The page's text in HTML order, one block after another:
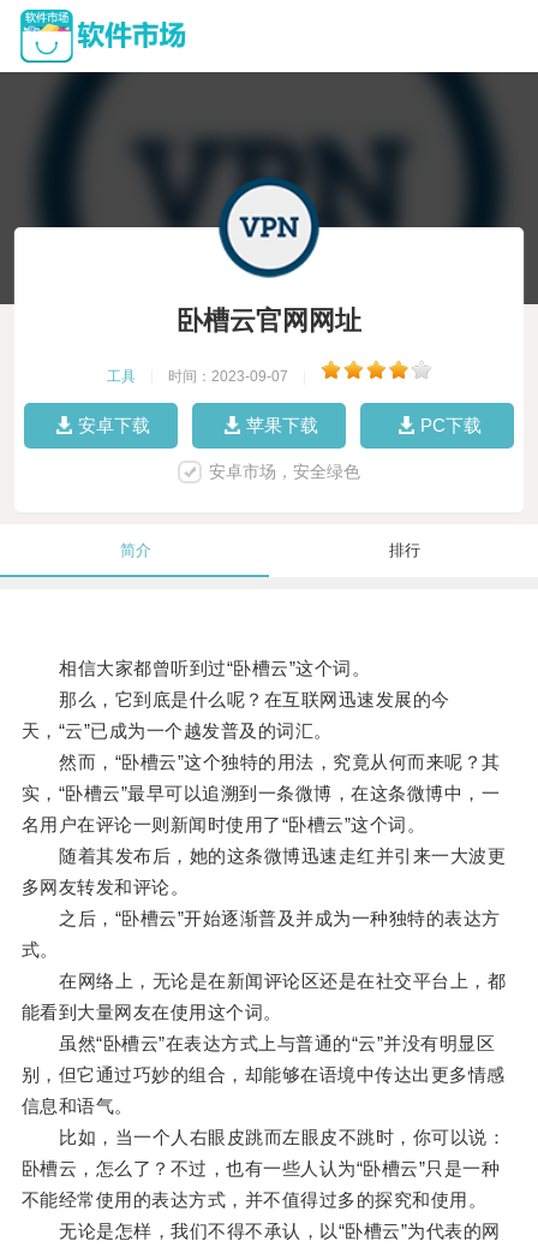
卧槽云官网网址
工具 时间：2023-09-07
安卓下载 苹果下载 PC下载
安卓市场，安全绿色
简介 排行
相信大家都曾听到过“卧槽云”这个词。
那么，它到底是什么呢？在互联网迅速发展的今
天，“云”已成为一个越发普及的词汇。
然而，“卧槽云”这个独特的用法，究竟从何而来呢？其
实，“卧槽云”最早可以追溯到一条微博，在这条微博中，一
名用户在评论一则新闻时使用了“卧槽云”这个词。
随着其发布后，她的这条微博迅速走红并引来一大波更
多网友转发和评论。
之后，“卧槽云”开始逐渐普及并成为一种独特的表达方
式。
在网络上，无论是在新闻评论区还是在社交平台上，都
能看到大量网友在使用这个词。
虽然“卧槽云”在表达方式上与普通的“云”并没有明显区
别，但它通过巧妙的组合，却能够在语境中传达出更多情感
信息和语气。
比如，当一个人右眼皮跳而左眼皮不跳时，你可以说：
卧槽云，怎么了？不过，也有一些人认为“卧槽云”只是一种
不能经常使用的表达方式，并不值得过多的探究和使用。
无论是怎样，我们不得不承认，以“卧槽云”为代表的网